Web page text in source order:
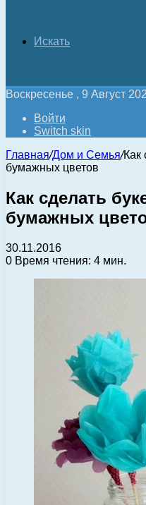
Искать
Воскресенье , 9 Август
Войти
Switch skin
Главная/Дом и Семья/Как
бумажных цветов
Как сделать
бумажных
30.11.2016
0 Время чтения: 4 мин.